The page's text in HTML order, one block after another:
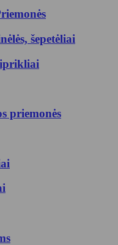
šepetėliai
priemonės